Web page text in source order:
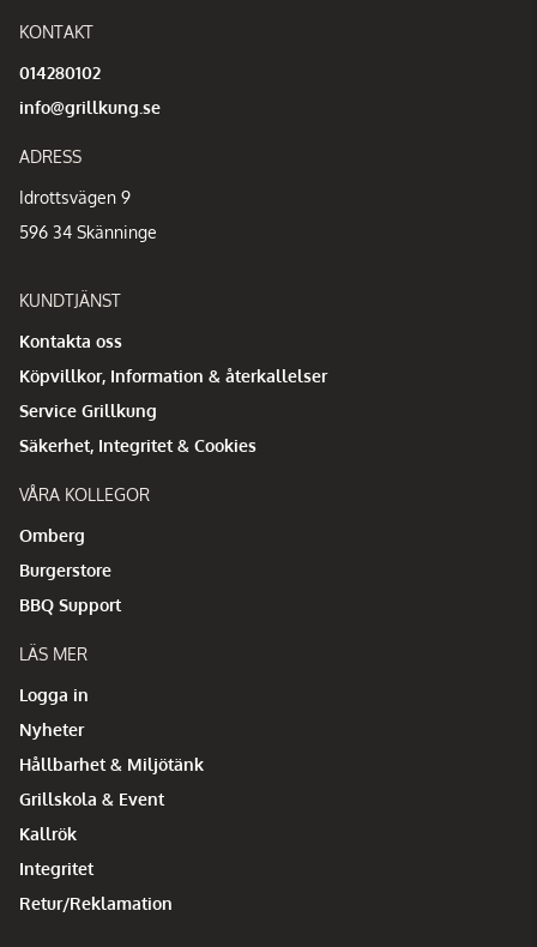
KONTAKT
014280102
info@grillkung.se
ADRESS
Idrottsvägen 9
596 34 Skänninge
KUNDTJÄNST
Kontakta oss
Köpvillkor, Information & återkallelser
Service Grillkung
Säkerhet, Integritet & Cookies
VÅRA KOLLEGOR
Omberg
Burgerstore
BBQ Support
LÄS MER
Logga in
Nyheter
Hållbarhet & Miljötänk
Grillskola & Event
Kallrök
Integritet
Retur/Reklamation